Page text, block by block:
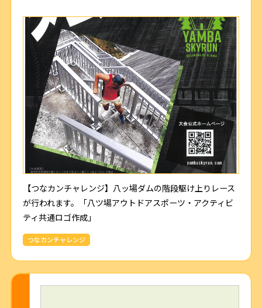
【つなカンチャレンジ】八ッ場ダムの階段駆け上りレース
が行われます。「八ツ場アウトドアスポーツ・アクティビ
ティ共通ロゴ作成」
つなカンチャレンジ